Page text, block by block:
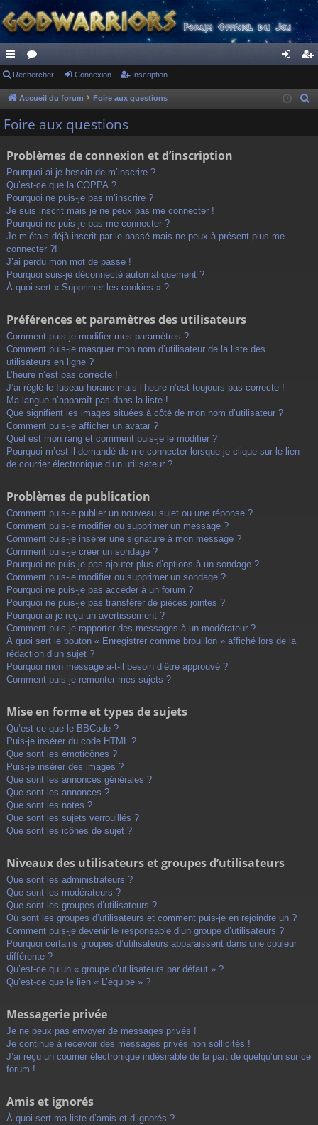
ac
co
ur
s
or
u ne cri
Rechercher Connexion Inscription
Accueil du forum Foire aux questions
Foire aux questions
Problèmes de connexion et d’inscription
Pourquoi ai-je besoin de m’inscrire ?
Qu’est-ce que la COPPA ?
Pourquoi ne puis-je pas m’inscrire ?
Je suis inscrit mais je ne peux pas me connecter !
Pourquoi ne puis-je pas me connecter ?
Je m’étais déjà inscrit par le passé mais ne peux à présent plus me
connecter ?!
J’ai perdu mon mot de passe !
Pourquoi suis-je déconnecté automatiquement ?
À quoi sert « Supprimer les cookies » ?
Préférences et paramètres des utilisateurs
Comment puis-je modifier mes paramètres ?
Comment puis-je masquer mon nom d’utilisateur de la liste des
utilisateurs en ligne ?
L’heure n’est pas correcte !
J’ai réglé le fuseau horaire mais l’heure n’est toujours pas correcte !
Ma langue n’apparaît pas dans la liste !
Que signifient les images situées à côté de mon nom d’utilisateur ?
Comment puis-je afficher un avatar ?
Quel est mon rang et comment puis-je le modifier ?
Pourquoi m’est-il demandé de me connecter lorsque je clique sur le lien
de courrier électronique d’un utilisateur ?
Problèmes de publication
Comment puis-je publier un nouveau sujet ou une réponse ?
Comment puis-je modifier ou supprimer un message ?
Comment puis-je insérer une signature à mon message ?
Comment puis-je créer un sondage ?
Pourquoi ne puis-je pas ajouter plus d’options à un sondage ?
Comment puis-je modifier ou supprimer un sondage ?
Pourquoi ne puis-je pas accéder à un forum ?
Pourquoi ne puis-je pas transférer de pièces jointes ?
Pourquoi ai-je reçu un avertissement ?
Comment puis-je rapporter des messages à un modérateur ?
À quoi sert le bouton « Enregistrer comme brouillon » affiché lors de la
rédaction d’un sujet ?
Pourquoi mon message a-t-il besoin d’être approuvé ?
Comment puis-je remonter mes sujets ?
Mise en forme et types de sujets
Qu’est-ce que le BBCode ?
Puis-je insérer du code HTML ?
Que sont les émoticônes ?
Puis-je insérer des images ?
Que sont les annonces générales ?
Que sont les annonces ?
Que sont les notes ?
Que sont les sujets verrouillés ?
Que sont les icônes de sujet ?
Niveaux des utilisateurs et groupes d’utilisateurs
Que sont les administrateurs ?
Que sont les modérateurs ?
Que sont les groupes d’utilisateurs ?
Où sont les groupes d’utilisateurs et comment puis-je en rejoindre un ?
Comment puis-je devenir le responsable d’un groupe d’utilisateurs ?
Pourquoi certains groupes d’utilisateurs apparaissent dans une couleur
différente ?
Qu’est-ce qu’un « groupe d’utilisateurs par défaut » ?
Qu’est-ce que le lien « L’équipe » ?
Messagerie privée
Je ne peux pas envoyer de messages privés !
Je continue à recevoir des messages privés non sollicités !
J’ai reçu un courrier électronique indésirable de la part de quelqu’un sur ce
forum !
Amis et ignorés
À quoi sert ma liste d’amis et d’ignorés ?